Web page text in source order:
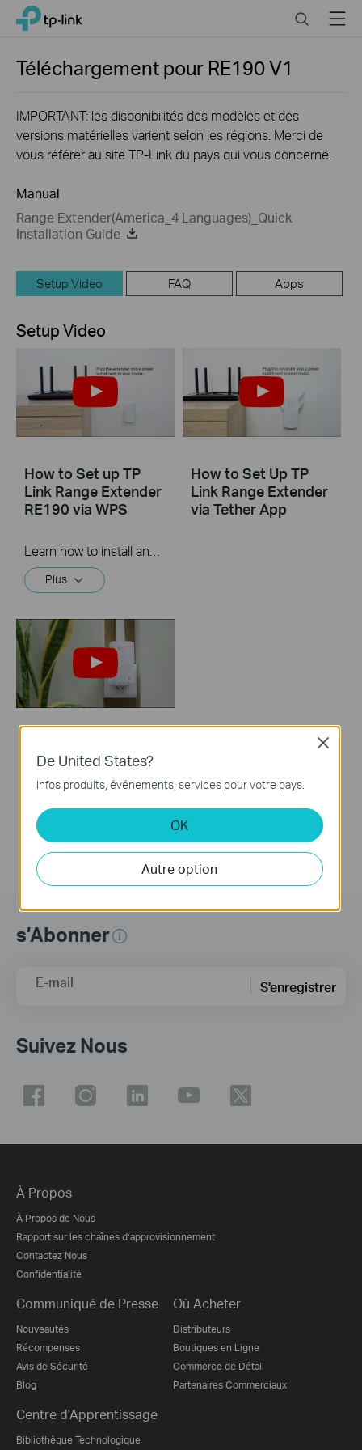
Click
the
navigation
TP-Link, Reliably Smart SearchMenu
Téléchargement pour RE190V1
IMPORTANT: les disponibilités des modèles et des
versions matérielles varient selon les régions. Merci de
vous référer au site TP-Link du pays qui vous concerne.
Manual
Range Extender(America_4 Languages)_Quick
Installation Guide
Setup Video FAQ Apps
Setup Video
How to Set up TP
Link Range Extender
RE190 via WPS
Plus
How to Set Up TP
Link Range Extender
via Tether App
Link Range Extender
(via web Browser)
s’Abonner
E-mail S'enregistrer
Suivez Nous
À Propos
À Propos de Nous
Rapport sur les chaînes d’approvisionnement
Contactez Nous
Confidentialité
Communiqué de Presse
Nouveautés
Récompenses
Avis de Sécurité
Blog
Où Acheter
Distributeurs
Boutiques en Ligne
Commerce de Détail
Partenaires Commerciaux
Centre d'Apprentissage
Bibliothèque Technologique
De United States?
Infos produits, événements, services pour votre pays.
OK
Autre option
Close